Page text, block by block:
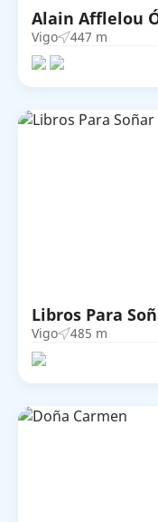
Alain Afflelou
Vigo 447 m
Libros Para
Vigo 485 m